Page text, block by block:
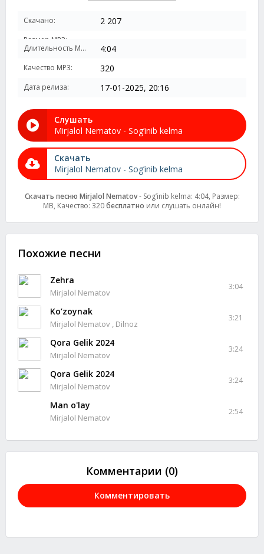
Скачано: 2 207
Размер MP3:
Длительность MP3:
4:04
Качество MP3: 320
Дата релиза: 17-01-2025, 20:16
Слушать
Mirjalol Nematov - Sog’inib kelma
Скачать
Mirjalol Nematov - Sog’inib kelma
Скачать песню Mirjalol Nematov- Sog’inib kelma: 4:04, Размер:
MB, Качество: 320бесплатно или слушать онлайн!
Похожие песни
Zehra
Mirjalol Nematov
3:04
Ko’zoynak
Mirjalol Nematov , Dilnoz
3:21
Qora Gelik 2024
Mirjalol Nematov
3:24
Qora Gelik 2024
Mirjalol Nematov
3:24
Man o'lay
Mirjalol Nematov
2:54
Комментарии (0)
Комментировать